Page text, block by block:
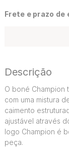
Frete e prazo de
Descrição
O boné Champion
com uma mistura
caimento
ajustável através
logo Champion é
peça.